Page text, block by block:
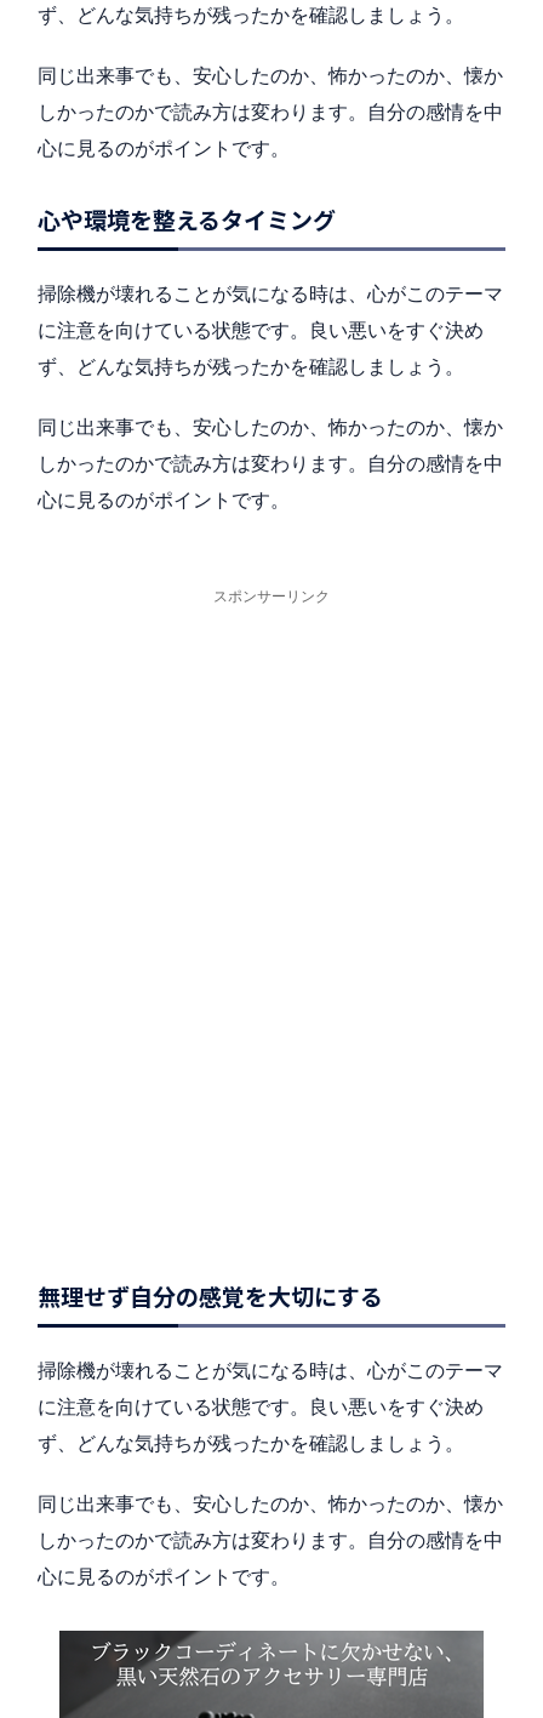
ず、どんな気持ちが残ったかを確認しましょう。
同じ出来事でも、安心したのか、怖かったのか、懐か
しかったのかで読み方は変わります。自分の感情を中
心に見るのがポイントです。
心や環境を整えるタイミング
掃除機が壊れることが気になる時は、心がこのテーマ
に注意を向けている状態です。良い悪いをすぐ決め
ず、どんな気持ちが残ったかを確認しましょう。
同じ出来事でも、安心したのか、怖かったのか、懐か
しかったのかで読み方は変わります。自分の感情を中
心に見るのがポイントです。
スポンサーリンク
無理せず自分の感覚を大切にする
掃除機が壊れることが気になる時は、心がこのテーマ
に注意を向けている状態です。良い悪いをすぐ決め
ず、どんな気持ちが残ったかを確認しましょう。
同じ出来事でも、安心したのか、怖かったのか、懐か
しかったのかで読み方は変わります。自分の感情を中
心に見るのがポイントです。